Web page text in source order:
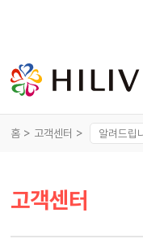
홈 > 고객센터 >
고객센터